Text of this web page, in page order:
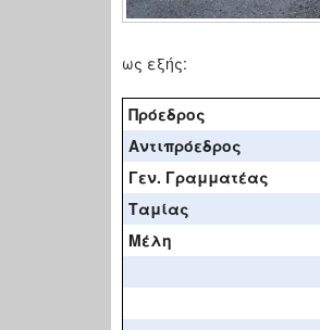
ως εξής:
Πρόεδρος
Aντιπρόεδρος
Γεν. Γραμματέας
Ταμίας
Μέλη